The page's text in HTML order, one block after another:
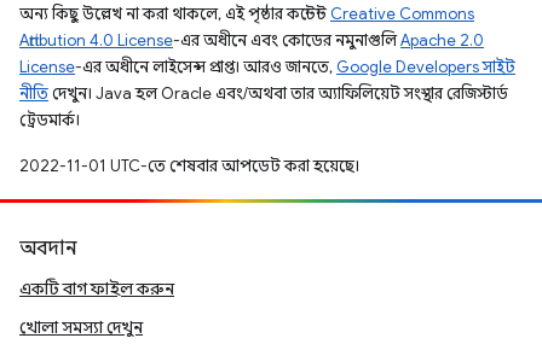
অন্য কিছু উল্লেখ না করা থাকলে, এই পৃষ্ঠার কন্টেন্ট Creative Commons
Attribution 4.0 License-এর অধীনে এবং কোডের নমুনাগুলিApache 2.0
License-এর অধীনে লাইসেন্স প্রাপ্ত। আরও জানতে, Google Developers সাইট
নীতিদেখুন। Java হল Oracle এবং/অথবা তার অ্যাফিলিয়েট সংস্থার রেজিস্টার্ড
ট্রেডমার্ক।
2022-11-01 UTC-তে শেষবার আপডেট করা হয়েছে।
অবদান
একটি বাগ ফাইল করুন
খোলা সমস্যা দেখুন